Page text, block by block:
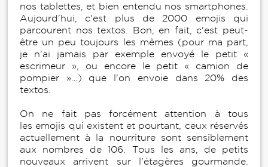
nos tablettes, et bien entendu nos smartphones.
Aujourd'hui, c'est plus de 2000 emojis qui
parcourent nos textos. Bon, en fait, c'est peut-
être un peu toujours les mêmes (pour ma part,
je n'ai jamais par exemple envoyé le petit «
escrimeur », ou encore le petit « camion de
pompier »…) que l'on envoie dans 20% des
textos.
On ne fait pas forcément attention à tous
les emojis qui existent et pourtant, ceux réservés
actuellement à la nourriture sont sensiblement
aux nombres de 106. Tous les ans, de petits
nouveaux arrivent sur l'étagères gourmande.